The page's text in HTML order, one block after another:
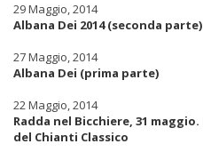
29 Maggio, 2014
Albana Dei 2014 (seconda parte)
27 Maggio, 2014
Albana Dei (prima parte)
22 Maggio, 2014
Radda nel Bicchiere, 31
del Chianti Classico